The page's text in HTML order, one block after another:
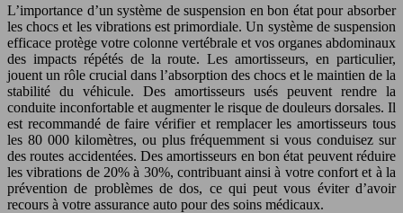
L’importance d’un système de suspension en bon état pour absorber
les chocs et les vibrations est primordiale. Un système de suspension
efficace protège votre colonne vertébrale et vos organes abdominaux
des impacts répétés de la route. Les amortisseurs, en particulier,
jouent un rôle crucial dans l’absorption des chocs et le maintien de la
stabilité du véhicule. Des amortisseurs usés peuvent rendre la
conduite inconfortable et augmenter le risque de douleurs dorsales. Il
est recommandé de faire vérifier et remplacer les amortisseurs tous
les 80 000 kilomètres, ou plus fréquemment si vous conduisez sur
des routes accidentées. Des amortisseurs en bon état peuvent réduire
les vibrations de 20% à 30%, contribuant ainsi à votre confort et à la
prévention de problèmes de dos, ce qui peut vous éviter d’avoir
recours à votre assurance auto pour des soins médicaux.